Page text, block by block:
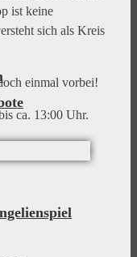
ist keine
sich als Kreis
einmal vorbei!
ca. 13:00 Uhr.